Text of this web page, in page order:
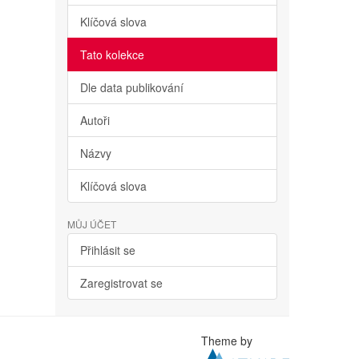
Klíčová slova
Tato kolekce
Dle data publikování
Autoři
Názvy
Klíčová slova
MŮJ ÚČET
Přihlásit se
Zaregistrovat se
Theme by